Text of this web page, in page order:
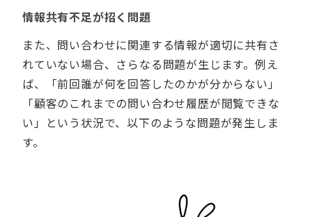
情報共有不足が招く問題
また、問い合わせに関連する情報が適切に共有さ
れていない場合、さらなる問題が生じます。例え
ば、「前回誰が何を回答したのかが分からない」
「顧客のこれまでの問い合わせ履歴が閲覧できな
い」という状況で、以下のような問題が発生しま
す。